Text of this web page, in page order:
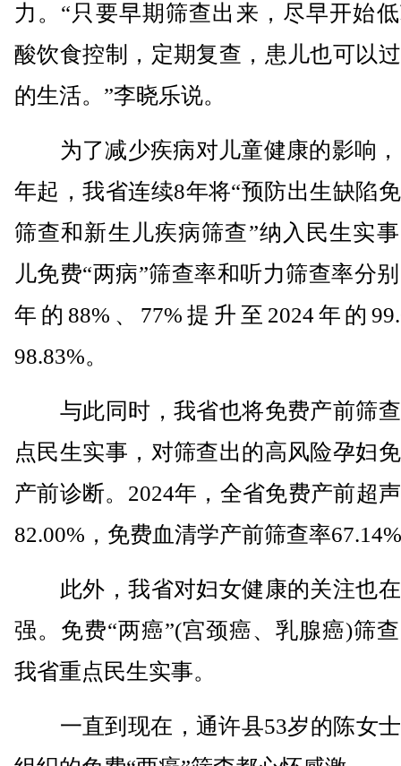
力。“只要早期筛查出来，尽早开始
酸饮食控制，定期复查，患儿也可以
的生活。”李晓乐说。
为了减少疾病对儿童健康的影响，
年起，我省连续8年将“预防出生缺陷
筛查和新生儿疾病筛查”纳入民生实
儿免费“两病”筛查率和听力筛查率分
年的88%、77%提升至2024年的
98.83%。
与此同时，我省也将免费产前筛
点民生实事，对筛查出的高风险孕妇
产前诊断。2024年，全省免费产前超
82.00%，免费血清学产前筛查率
此外，我省对妇女健康的关注也
强。免费“两癌”(宫颈癌、乳腺癌)筛
我省重点民生实事。
一直到现在，通许县53岁的陈女